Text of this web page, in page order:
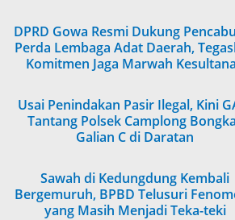
DPRD Gowa Resmi Dukung
Perda Lembaga Adat Daerah,
Komitmen Jaga Marwah
Usai Penindakan Pasir Ilegal, Kini
Tantang Polsek Camplong
Galian C di Daratan
Sawah di Kedungdung Kembali
Bergemuruh, BPBD Telusuri
yang Masih Menjadi Teka-teki